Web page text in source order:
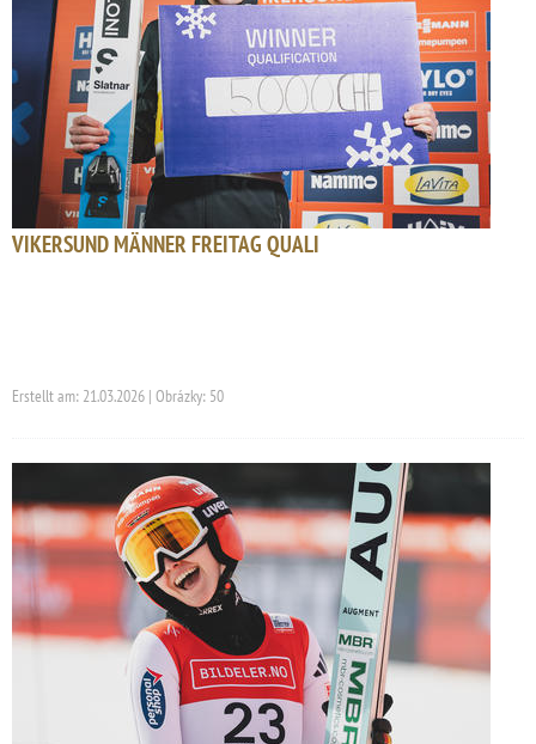
VIKERSUND MÄNNER FREITAG QUALI
Erstellt am: 21.03.2026 | Obrázky: 50